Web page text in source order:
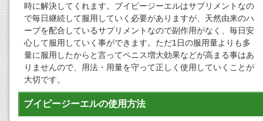
時に解決してくれます。ブイピージーエルはサプリメントなの
で毎日継続して服用していく必要がありますが、天然由来のハ
ーブを配合しているサプリメントなので副作用がなく、毎日安
心して服用していく事ができます。ただ1日の服用量よりも多
量に服用したからと言ってペニス増大効果などが高まる事はあ
りませんので、用法・用量を守って正しく使用していくことが
大切です。
ブイピージーエルの使用方法